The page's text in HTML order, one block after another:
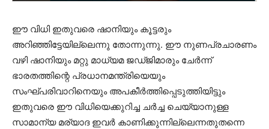
ഈ വിധി ഇതുവരെ ഷാനിയും കൂട്ടരും
അറിഞ്ഞിട്ടേയില്ലെന്നു തോന്നുന്നു. ഈ നുണപ്രചാരണം
വഴി ഷാനിയും മറ്റു മാധ്യമ ജഡ്ജിമാരും ചേർന്ന്
ഭാരതത്തിന്റെ പ്രധാനമന്ത്രിയെയും
സംഘ്പരിവാറിനെയും അപകീർത്തിപ്പെടുത്തിയിട്ടും
ഇതുവരെ ഈ വിധിയെക്കുറിച്ച ചർച്ച ചെയ്യാനുള്ള
സാമാന്യ മര്യാദ ഇവർ കാണിക്കുന്നില്ലെന്നതുതന്നെ